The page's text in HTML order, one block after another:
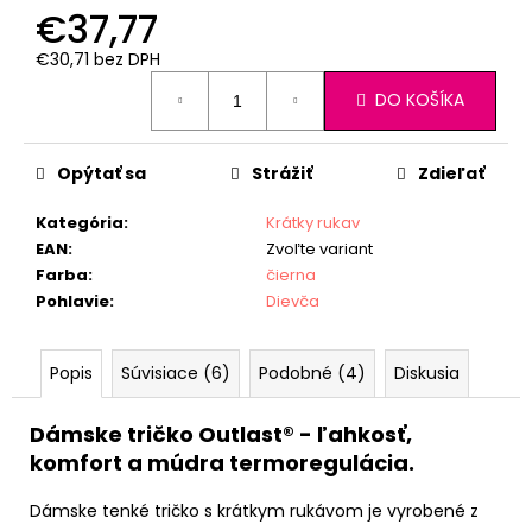
€37,77
€30,71 bez DPH
DO KOŠÍKA
Kategória:
Krátky rukav
EAN:
Zvoľte variant
Farba:
čierna
Pohlavie: Dievča
Opýtať sa Strážiť Zdieľať
Popis Súvisiace (6) Podobné (4) Diskusia
Dámske tričko Outlast® - ľahkosť,
komfort a múdra termoregulácia.
Dámske tenké tričko s krátkym rukávom je vyrobené z